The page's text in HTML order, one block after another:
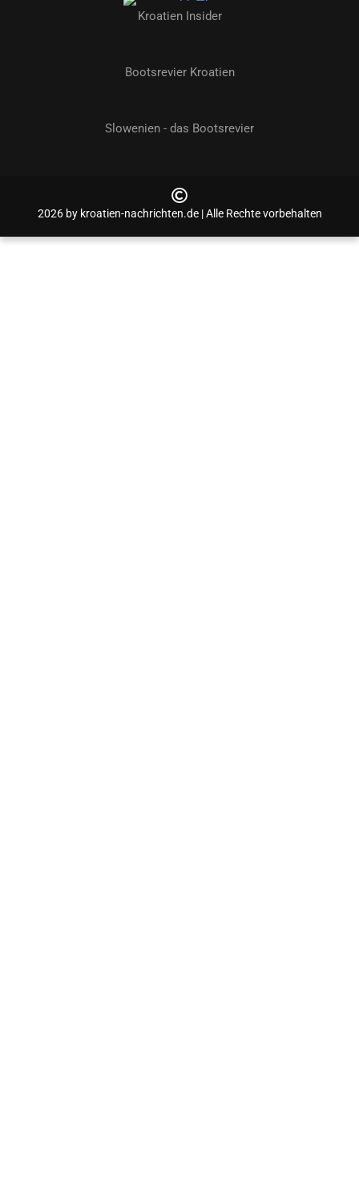
Kroatien Insider
Bootsrevier Kroatien
Slowenien - das Bootsrevier
2026 by kroatien-nachrichten.de | Alle Rechte vorbehalten